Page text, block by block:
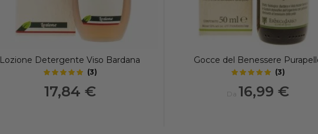
Lozione Detergente Viso Bardana
(3)
17,84 €
Gocce del Benessere
(3)
Da 16,99 €